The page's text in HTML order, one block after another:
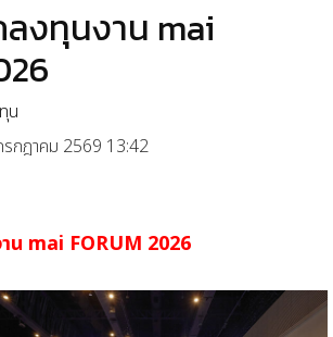
งทุนงาน mai
น
กฎาคม 2569 13:42
น mai FORUM 2026